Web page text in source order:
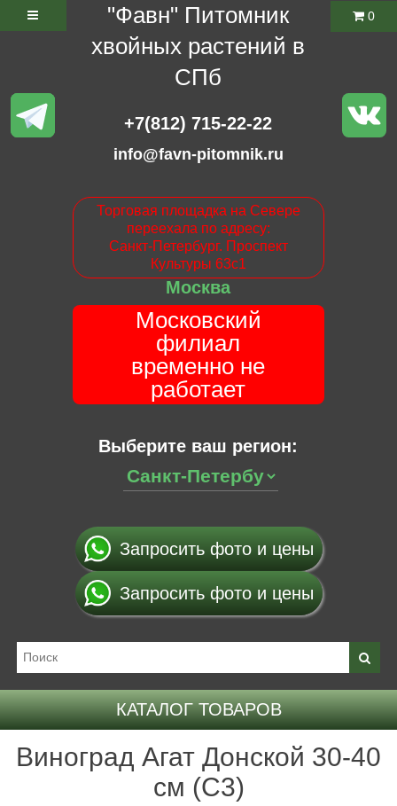
"Фавн" Питомник
хвойных растений в
СПб
+7(812) 715-22-22
info@favn-pitomnik.ru
Торговая площадка на Севере
переехала по адресу:
Санкт-Петербург. Проспект
Культуры 63с1
Москва
Московский
филиал
временно не
работает
Выберите ваш регион:
0
Запросить фото и цены
Запросить фото и цены
КАТАЛОГ ТОВАРОВ
Виноград Агат Донской 30-40
см (С3)